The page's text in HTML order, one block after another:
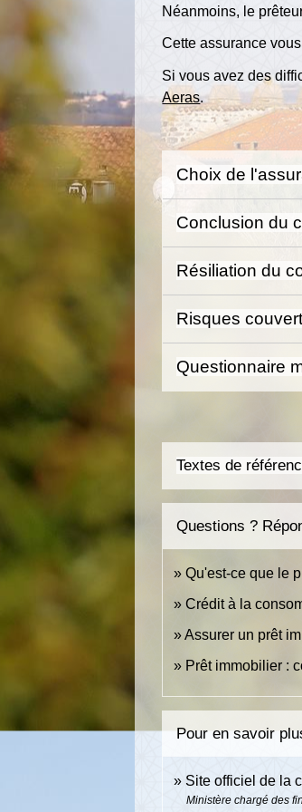
Néanmoins, le
Cette assurance
Si vous avez des
Aeras.
Choix de
Conclusion du
Résiliation du
Risques
Questionnaire
Textes de
Questions ?
Qu'est-ce que le
Crédit à la
Assurer un prêt
Prêt immobilier :
Pour en savoir
Site officiel de la
Ministère chargé des